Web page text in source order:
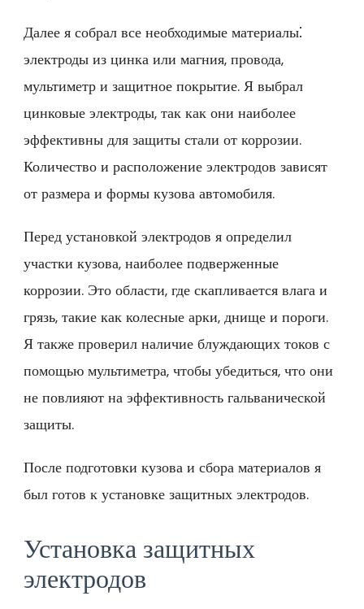
Далее я собрал все необходимые материалы⁚
электроды из цинка или магния, провода,
мультиметр и защитное покрытие. Я выбрал
цинковые электроды, так как они наиболее
эффективны для защиты стали от коррозии.
Количество и расположение электродов зависят
от размера и формы кузова автомобиля.
Перед установкой электродов я определил
участки кузова, наиболее подверженные
коррозии. Это области, где скапливается влага и
грязь, такие как колесные арки, днище и пороги.
Я также проверил наличие блуждающих токов с
помощью мультиметра, чтобы убедиться, что они
не повлияют на эффективность гальванической
защиты.
После подготовки кузова и сбора материалов я
был готов к установке защитных электродов.
Установка защитных
электродов